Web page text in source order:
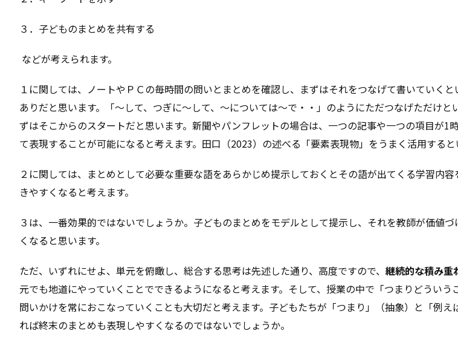
３．子どものまとめを共有する
などが考えられます。
１に関しては、ノートやＰＣの毎時間の問いとまとめを確認し、まずはそれをつなげて書いていく
ありだと思います。「～して、つぎに～して、～については～で・・」のようにただつなげただけと
ずはそこからのスタートだと思います。新聞やパンフレットの場合は、一つの記事や一つの項目が1
て表現することが可能になると考えます。田口（2023）の述べる「要素表現物」をうまく活用すると
２に関しては、まとめとして必要な重要な語をあらかじめ提示しておくとその語が出てくる学習内
きやすくなると考えます。
３は、一番効果的ではないでしょうか。子どものまとめをモデルとして提示し、それを教師が価値
くなると思います。
ただ、いずれにせよ、単元を俯瞰し、総合する思考は先述した通り、高度ですので、 継続的な積み重
元でも地道にやっていくことでできるようになると考えます。そして、授業の中で「つまりどういう
問いかけを常におこなっていくことも大切だと考えます。子どもたちが「つまり」（抽象）と「例
れば終末のまとめも表現しやすくなるのではないでしょうか。